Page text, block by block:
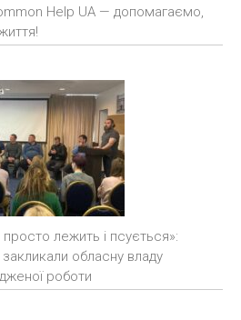
Help UA — допомагаємо,
лежить і псується»:
обласну владу
роботи